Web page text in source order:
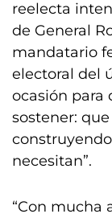
reelecta
de General
mandatario
electoral del
ocasión para
sostener:
necesitan”.
“Con mucha